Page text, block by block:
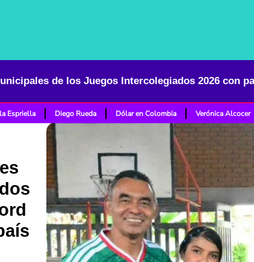
Espriella Diego Rueda Dólar en Colombia Verónica Alcocer